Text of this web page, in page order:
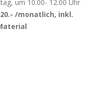
um 10.00- 12.00 Uhr
/monatlich, inkl.